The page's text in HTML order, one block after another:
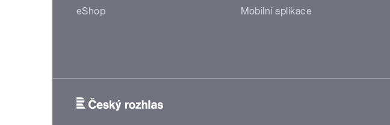
eShop
Mobilní aplikace